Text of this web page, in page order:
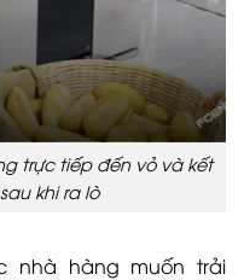
trực tiếp đến vỏ và kết
khi ra lò
nhà hàng muốn trải